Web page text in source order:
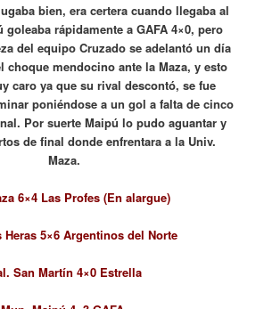
bien, era certera cuando llegaba al
goleaba rápidamente a GAFA 4×0, pero
del equipo Cruzado se adelantó un día
choque mendocino ante la Maza, y esto
caro ya que su rival descontó, se fue
poniéndose a un gol a falta de cinco
Por suerte Maipú lo pudo aguantar y
de final donde enfrentara a la Univ.
Maza.
6×4 Las Profes (En alargue)
Heras 5×6 Argentinos del Norte
San Martín 4×0 Estrella